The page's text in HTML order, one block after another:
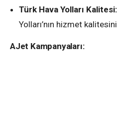
Türk Hava Yolları Kalitesi:
Yolları’nın hizmet
AJet Kampanyaları: